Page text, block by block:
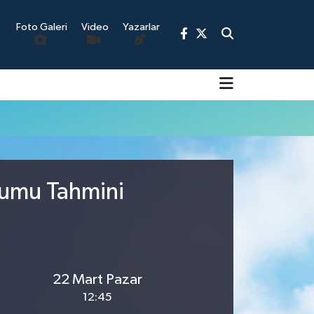
Foto Galeri Video Yazarlar
Tahmini
22 Mart Pazar
12:45